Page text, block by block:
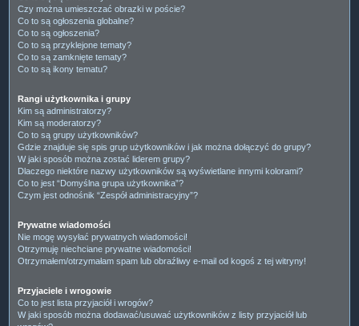
Czy można umieszczać obrazki w poście?
Co to są ogłoszenia globalne?
Co to są ogłoszenia?
Co to są przyklejone tematy?
Co to są zamknięte tematy?
Co to są ikony tematu?
Rangi użytkownika i grupy
Kim są administratorzy?
Kim są moderatorzy?
Co to są grupy użytkowników?
Gdzie znajduje się spis grup użytkowników i jak można dołączyć do grupy?
W jaki sposób można zostać liderem grupy?
Dlaczego niektóre nazwy użytkowników są wyświetlane innymi kolorami?
Co to jest “Domyślna grupa użytkownika”?
Czym jest odnośnik “Zespół administracyjny”?
Prywatne wiadomości
Nie mogę wysyłać prywatnych wiadomości!
Otrzymuję niechciane prywatne wiadomości!
Otrzymałem/otrzymałam spam lub obraźliwy e-mail od kogoś z tej witryny!
Przyjaciele i wrogowie
Co to jest lista przyjaciół i wrogów?
W jaki sposób można dodawać/usuwać użytkowników z listy przyjaciół lub